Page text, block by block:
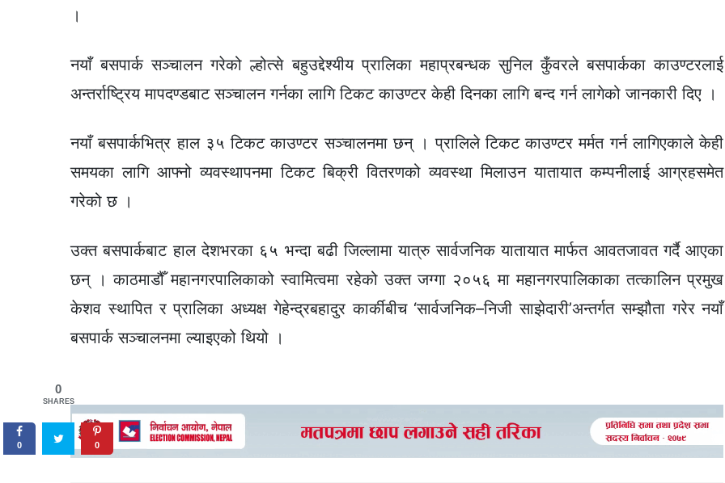
।
नयाँ बसपार्क सञ्चालन गरेको ल्होत्से बहुउद्देश्यीय प्रालिका महाप्रबन्धक सुनिल कुँवरले बसपार्कका काउण्टरलाई
अन्तर्राष्ट्रिय मापदण्डबाट सञ्चालन गर्नका लागि टिकट काउण्टर केही दिनका लागि बन्द गर्न लागेको जानकारी दिए ।
नयाँ बसपार्कभित्र हाल ३५ टिकट काउण्टर सञ्चालनमा छन् । प्रालिले टिकट काउण्टर मर्मत गर्न लागिएकाले केही
समयका लागि आफ्नो व्यवस्थापनमा टिकट बिक्री वितरणको व्यवस्था मिलाउन यातायात कम्पनीलाई आग्रहसमेत
गरेको छ ।
उक्त बसपार्कबाट हाल देशभरका ६५ भन्दा बढी जिल्लामा यात्रु सार्वजनिक यातायात मार्फत आवतजावत गर्दै आएका
छन् । काठमाडौँ महानगरपालिकाको स्वामित्वमा रहेको उक्त जग्गा २०५६ मा महानगरपालिकाका तत्कालिन प्रमुख
केशव स्थापित र प्रालिका अध्यक्ष गेहेन्द्रबहादुर कार्कीबीच ‘सार्वजनिक–निजी साझेदारी’अन्तर्गत सम्झौता गरेर नयाँ
बसपार्क सञ्चालनमा ल्याइएको थियो ।
0
SHARES
0 0